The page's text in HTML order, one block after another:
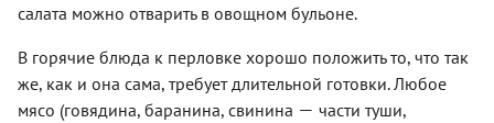
салата можно отварить в овощном бульоне.
В горячие блюда к перловке хорошо положить то, что так
же, как и она сама, требует длительной готовки. Любое
мясо (говядина, баранина, свинина — части туши,